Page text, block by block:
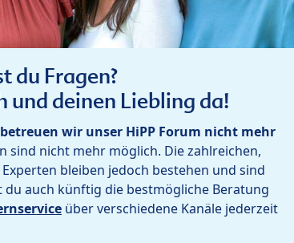
du Fragen?
und deinen Liebling da!
wir unser HiPP Forum nicht mehr
sind nicht mehr möglich. Die zahlreichen,
bleiben jedoch bestehen und sind
auch künftig die bestmögliche Beratung
über verschiedene Kanäle jederzeit